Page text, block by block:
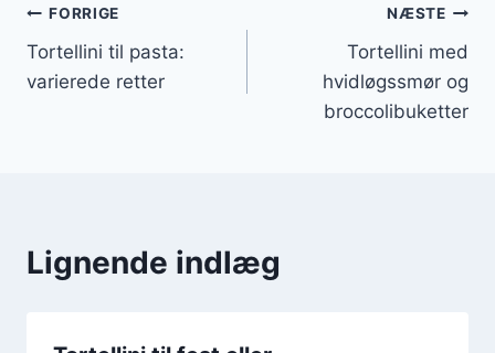
Indlægsnavigation
FORRIGE
Tortellini til pasta:
varierede retter
NÆSTE
Tortellini med
hvidløgssmør og
broccolibuketter
Lignende indlæg